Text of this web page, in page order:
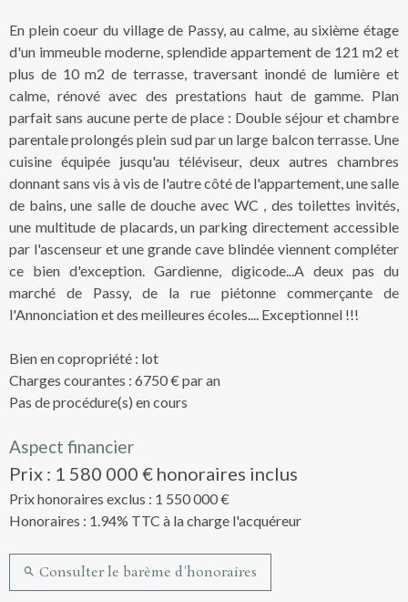
En plein coeur du village de Passy, au calme, au sixième étage
d'un immeuble moderne, splendide appartement de 121 m2 et
plus de 10 m2 de terrasse, traversant inondé de lumière et
calme, rénové avec des prestations haut de gamme. Plan
parfait sans aucune perte de place : Double séjour et chambre
parentale prolongés plein sud par un large balcon terrasse. Une
cuisine équipée jusqu'au téléviseur, deux autres chambres
donnant sans vis à vis de l'autre côté de l'appartement, une salle
de bains, une salle de douche avec WC , des toilettes invités,
une multitude de placards, un parking directement accessible
par l'ascenseur et une grande cave blindée viennent compléter
ce bien d'exception. Gardienne, digicode...A deux pas du
marché de Passy, de la rue piétonne commerçante de
l'Annonciation et des meilleures écoles.... Exceptionnel !!!
Bien en copropriété : lot
Charges courantes : 6750 € par an
Pas de procédure(s) en cours
Aspect financier
Prix : 1 580 000 € honoraires inclus
Prix honoraires exclus : 1 550 000 €
Honoraires : 1.94% TTC à la charge l'acquéreur
Consulter le barème d'honoraires